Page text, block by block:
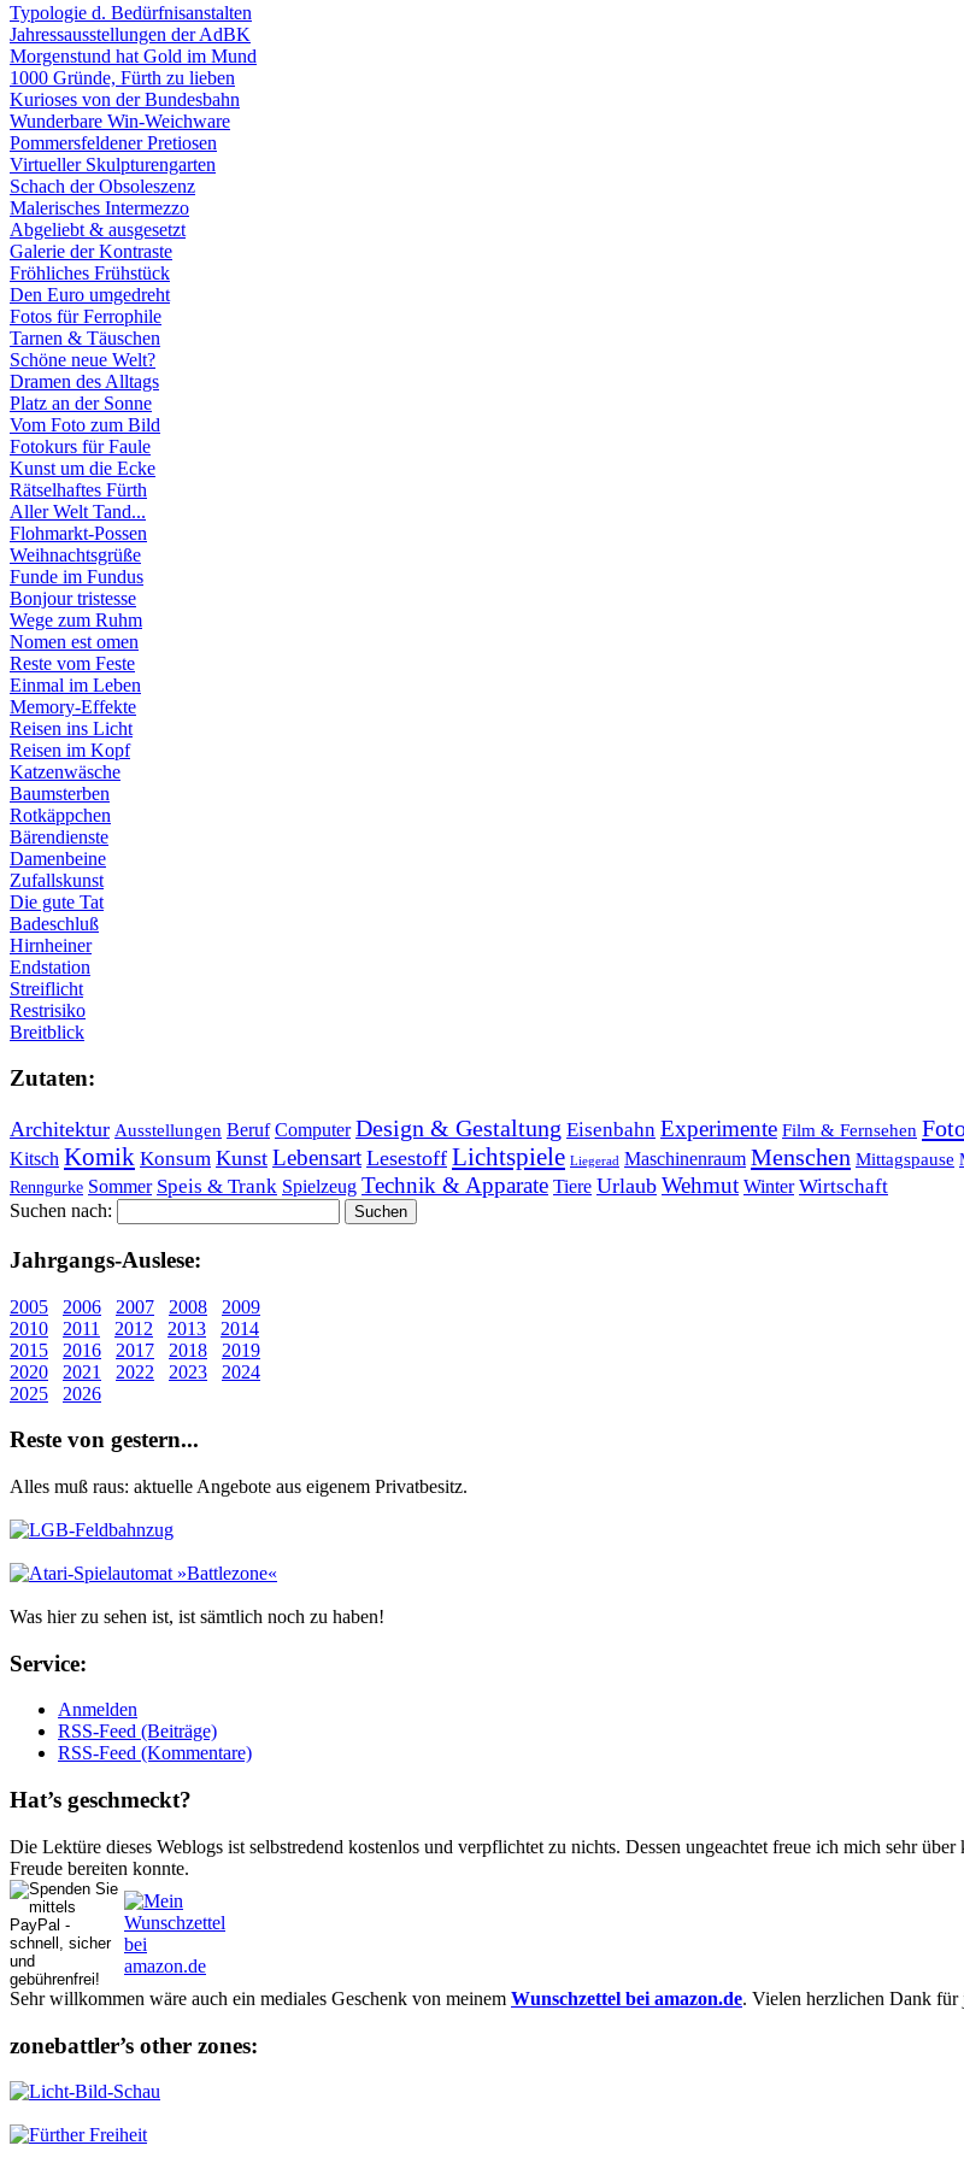
Typologie d. Bedürfnisanstalten
Jahressausstellungen der AdBK
Morgenstund hat Gold im Mund
1000 Gründe, Fürth zu lieben
Kurioses von der Bundesbahn
Wunderbare Win-Weichware
Pommersfeldener Pretiosen
Virtueller Skulpturengarten
Schach der Obsoleszenz
Malerisches Intermezzo
Abgeliebt & ausgesetzt
Galerie der Kontraste
Fröhliches Frühstück
Den Euro umgedreht
Fotos für Ferrophile
Tarnen & Täuschen
Schöne neue Welt?
Dramen des Alltags
Platz an der Sonne
Vom Foto zum Bild
Fotokurs für Faule
Kunst um die Ecke
Rätselhaftes Fürth
Aller Welt Tand...
Flohmarkt-Possen
Weihnachtsgrüße
Funde im Fundus
Bonjour tristesse
Wege zum Ruhm
Nomen est omen
Reste vom Feste
Einmal im Leben
Memory-Effekte
Reisen ins Licht
Reisen im Kopf
Katzenwäsche
Baumsterben
Rotkäppchen
Bärendienste
Damenbeine
Zufallskunst
Die gute Tat
Badeschluß
Hirnheiner
Endstation
Streiflicht
Restrisiko
Breitblick
Zu­ta­ten:
Architektur Ausstellungen Beruf Computer Design & Gestaltung Eisenbahn Experimente Film & Fernsehen
Kitsch Komik Konsum Kunst Lebensart Lesestoff Lichtspiele Liegerad Maschinenraum Menschen Mittagspause
Renngurke Sommer Speis & Trank Spielzeug Technik & Apparate Tiere Urlaub Wehmut Winter Wirtschaft
Suchen nach:
Jahr­gangs-Aus­le­se:
2005 2006 2007 2008
2009
2010
2011 2012 2013
2014
2015
2016 2017 2018
2019
2020
2021 2022 2023
2024
2025
2026
Re­ste von ge­stern...
Alles muß raus: aktuelle An­ge­bo­te aus eigenem Privatbesitz.
Was hier zu sehen ist, ist sämt­lich noch zu haben!
Ser­vice:
Anmelden
RSS-Feed (Beiträge)
RSS-Feed (Kommentare)
Hat’s ge­schmeckt?
Die Lektüre dieses Weblogs ist selbstredend kostenlos und ver­pflich­tet zu nichts. Dessen un­ge­achtet freue ich mich sehr
Freude bereiten konnte.
Sehr willkommen wäre auch ein mediales Geschenk von meinem Wunschzettel bei amazon.de. Vielen herzlichen Dank
zonebattler’s other zo­nes: